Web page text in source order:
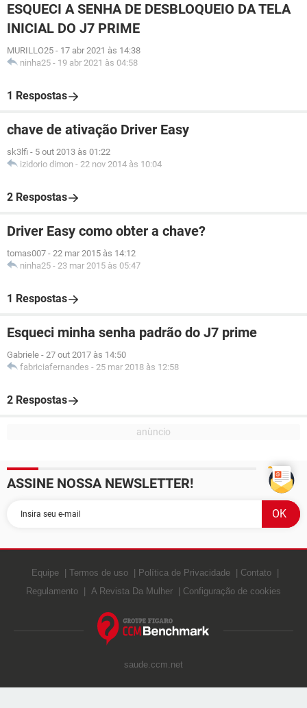
ESQUECI A SENHA DE DESBLOQUEIO DA TELA
INICIAL DO J7 PRIME
MURILLO25 - 17 abr 2021 às 14:38
ninha25 - 19 abr 2021 às 04:58
1 Respostas
chave de ativação Driver Easy
sk3lfi - 5 out 2013 às 01:22
izidorio dimon - 22 nov 2014 às 10:04
2 Respostas
Driver Easy como obter a chave?
tomas007 - 22 mar 2015 às 14:12
ninha25 - 23 mar 2015 às 05:47
1 Respostas
Esqueci minha senha padrão do J7 prime
Gabriele - 27 out 2017 às 14:50
fabriciafernandes - 25 mar 2018 às 12:58
2 Respostas
ASSINE NOSSA NEWSLETTER!
Equipe Termos de uso Política de Privacidade
Contato
Regulamento
A Revista Da Mulher Configuração de cookies
saude.ccm.net